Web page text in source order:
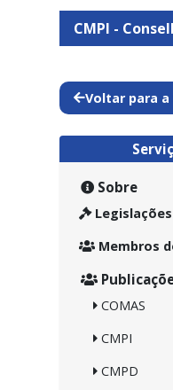
CMPI -
Voltar para
Sobre
Membros
COMAS
CMPI
CMPD